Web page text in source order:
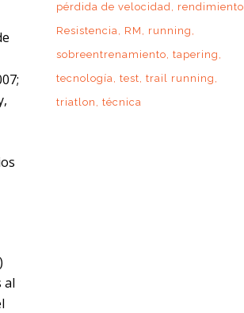
al
pérdida de velocidad
rendimiento
Resistencia
RM
running
sobreentrenamiento tapering
tecnología test trail running
triatlon
técnica